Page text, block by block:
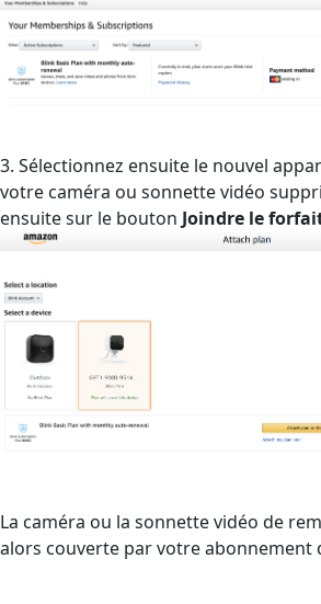
3. Sélectionnez ensuite le nouvel
votre caméra ou sonnette vidéo
ensuite sur le bouton Joindre le
La caméra ou la sonnette vidéo de
alors couverte par votre abonnement